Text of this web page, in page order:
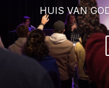
HUIS VAN